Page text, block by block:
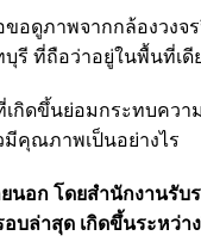
อดูภาพจากกล้องวงจ
บุรี ที่ถือว่าอยู่ในพื้นที่เดี
กิดขึ้นย่อมกระทบควา
คุณภาพเป็นอย่างไร
นอก โดยสำนักงานรั
ล่าสุด เกิดขึ้นระหว่า